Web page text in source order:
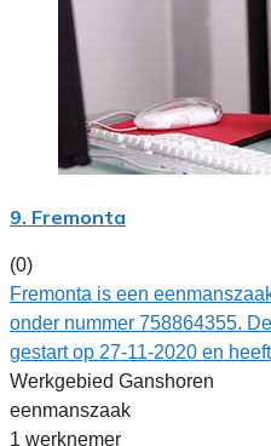
9. Fremonta
(0)
Fremonta is een
onder nummer 758864355.
gestart op 27-11-2020 en
Werkgebied Ganshoren
eenmanszaak
1 werknemer